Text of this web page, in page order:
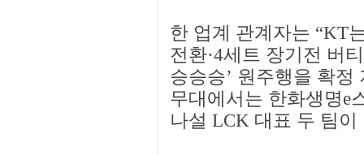
한 업계 관계자는 “KT
전환·4세트 장기전 버
승승승’ 원주행을 확정
무대에서는 한화생명e
나설 LCK 대표 두 팀